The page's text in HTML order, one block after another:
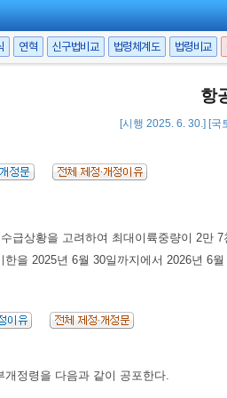
연혁 신구법비교 법령체계도 법령비교
항
[시행 2025. 6. 30.] [
급상황을 고려하여 최대이륙중량이 2만
한을 2025년 6월 30일까지에서 2026년 6
정령을 다음과 같이 공포한다.